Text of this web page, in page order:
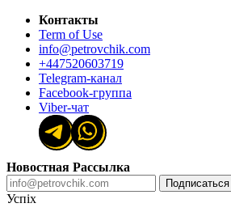
Контакты
Term of Use
info@petrovchik.com
+447520603719
Telegram-канал
Facebook-группа
Viber-чат
Новостная Рассылка
Подписаться
Успіх